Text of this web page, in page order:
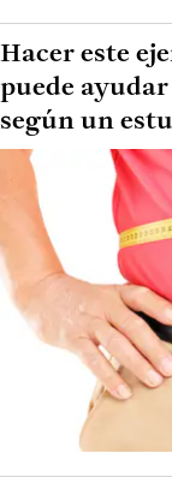
Hacer este
puede
según un